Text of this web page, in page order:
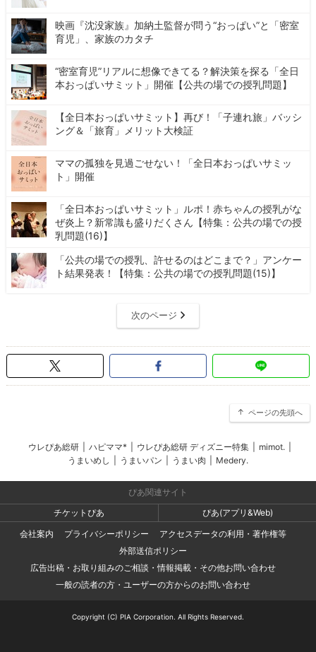
映画『沈没家族』加納土監督が問う“おっぱい”と「密室
育児」、家族のカタチ
“密室育児”リアルに想像できてる？解決策を探る「全日
本おっぱいサミット」開催【公共の場での授乳問題】
【全日本おっぱいサミット】再び！「子連れ旅」バッシ
ング＆「旅育」メリット大検証
ママの孤独を見過ごせない！「全日本おっぱいサミッ
ト」開催
「全日本おっぱいサミット」ルポ！赤ちゃんの授乳がな
ぜ炎上？新常識も盛りだくさん【特集：公共の場での授
乳問題(16)】
「公共の場での授乳、許せるのはどこまで？」アンケー
ト結果発表！【特集：公共の場での授乳問題(15)】
次のページ
ページの先頭へ
ウレぴあ総研 ハピママ* ウレぴあ総研 ディズニー特集 mimot.
うまいめし
うまいパン うまい肉 Medery.
ぴあ関連サイト
チケットぴあ
ぴあ(アプリ&Web)
会社案内
プライバシーポリシー
アクセスデータの利用・著作権等
外部送信ポリシー
広告出稿・お取り組みのご相談・情報掲載・その他お問い合わせ
一般の読者の方・ユーザーの方からのお問い合わせ
Copyright (C) PIA Corporation. All Rights Reserved.